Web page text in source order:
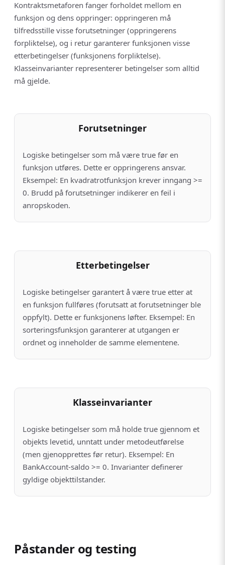
Kontraktsmetaforen fanger forholdet mellom en
funksjon og dens oppringer: oppringeren må
tilfredsstille visse forutsetninger (oppringerens
forpliktelse), og i retur garanterer funksjonen visse
etterbetingelser (funksjonens forpliktelse).
Klasseinvarianter representerer betingelser som alltid
må gjelde.
Forutsetninger
Logiske betingelser som må være true før en
funksjon utføres. Dette er oppringerens ansvar.
Eksempel: En kvadratrotfunksjon krever inngang >=
0. Brudd på forutsetninger indikerer en feil i
anropskoden.
Etterbetingelser
Logiske betingelser garantert å være true etter at
en funksjon fullføres (forutsatt at forutsetninger ble
oppfylt). Dette er funksjonens løfter. Eksempel: En
sorteringsfunksjon garanterer at utgangen er
ordnet og inneholder de samme elementene.
Klasseinvarianter
Logiske betingelser som må holde true gjennom et
objekts levetid, unntatt under metodeutførelse
(men gjenopprettes før retur). Eksempel: En
BankAccount-saldo >= 0. Invarianter definerer
gyldige objekttilstander.
Påstander og testing